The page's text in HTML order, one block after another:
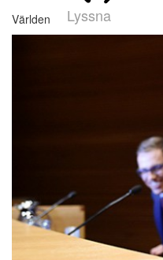
Lyssna
Världen